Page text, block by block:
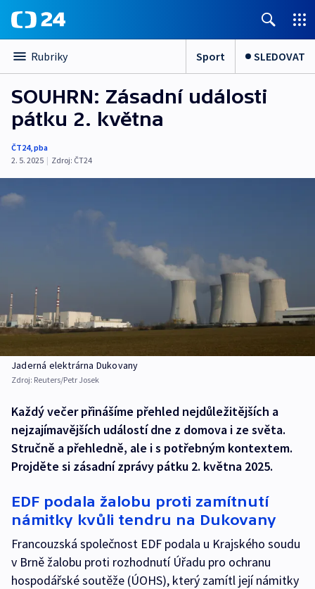
Rubriky Sport SLEDOVAT
SOUHRN: Zásadní události
pátku 2. května
ČT24,pba
2. 5. 2025 | Zdroj: ČT24
Jaderná elektrárna Dukovany
Zdroj: Reuters/Petr Josek
Každý večer přinášíme přehled nejdůležitějších a
nejzajímavějších událostí dne z domova i ze světa.
Stručně a přehledně, ale i s potřebným kontextem.
Projděte si zásadní zprávy pátku 2. května 2025.
EDF podala žalobu proti zamítnutí
námitky kvůli tendru na Dukovany
Francouzská společnost EDF podala u Krajského soudu
v Brně žalobu proti rozhodnutí Úřadu pro ochranu
hospodářské soutěže (ÚOHS), který zamítl její námitky